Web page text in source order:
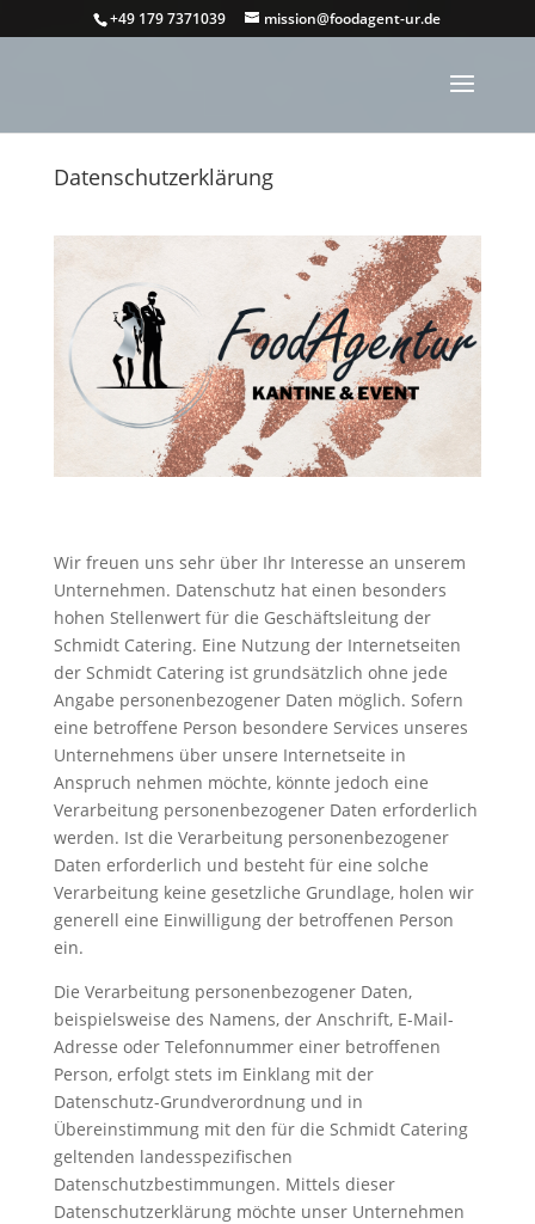
+49 179 7371039 mission@foodagent-ur.de
Datenschutzerklärung
Wir freuen uns sehr über Ihr Interesse an unserem
Unternehmen. Datenschutz hat einen besonders
hohen Stellenwert für die Geschäftsleitung der
Schmidt Catering. Eine Nutzung der Internetseiten
der Schmidt Catering ist grundsätzlich ohne jede
Angabe personenbezogener Daten möglich. Sofern
eine betroffene Person besondere Services unseres
Unternehmens über unsere Internetseite in
Anspruch nehmen möchte, könnte jedoch eine
Verarbeitung personenbezogener Daten erforderlich
werden. Ist die Verarbeitung personenbezogener
Daten erforderlich und besteht für eine solche
Verarbeitung keine gesetzliche Grundlage, holen wir
generell eine Einwilligung der betroffenen Person
ein.
Die Verarbeitung personenbezogener Daten,
beispielsweise des Namens, der Anschrift, E-Mail-
Adresse oder Telefonnummer einer betroffenen
Person, erfolgt stets im Einklang mit der
Datenschutz-Grundverordnung und in
Übereinstimmung mit den für die Schmidt Catering
geltenden landesspezifischen
Datenschutzbestimmungen. Mittels dieser
Datenschutzerklärung möchte unser Unternehmen